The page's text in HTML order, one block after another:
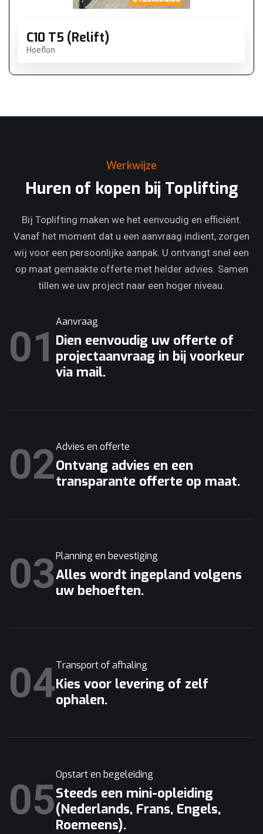
C10 T5 (Relift)
Hoeflon
Werkwijze
Huren of kopen bij Toplifting
Bij Toplifting maken we het eenvoudig en efficiënt.
Vanaf het moment dat u een aanvraag indient, zorgen
wij voor een persoonlijke aanpak. U ontvangt snel een
op maat gemaakte offerte met helder advies. Samen
tillen we uw project naar een hoger niveau.
01
Aanvraag
Dien eenvoudig uw offerte of
projectaanvraag in bij voorkeur
via mail.
02Advies en offerte
Ontvang advies en een
transparante offerte op maat.
03Planning en bevestiging
Alles wordt ingepland volgens
uw behoeften.
04Transport of afhaling
Kies voor levering of zelf
ophalen.
05
Opstart en begeleiding
Steeds een mini-opleiding
(Nederlands, Frans, Engels,
Roemeens).